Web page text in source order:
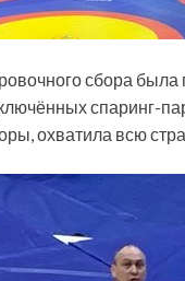
сбора
спаринг-
охватила всю